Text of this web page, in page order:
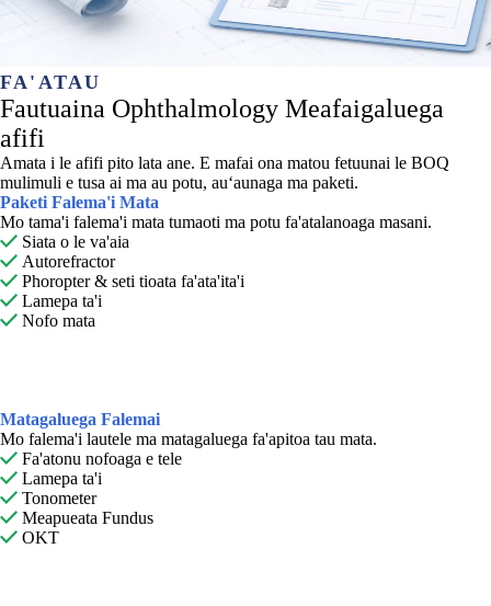
FA'ATAU
Fautuaina Ophthalmology Meafaigaluega
afifi
Amata i le afifi pito lata ane. E mafai ona matou fetuunai le BOQ
mulimuli e tusa ai ma au potu, auʻaunaga ma paketi.
Paketi Falema'i Mata
Mo tama'i falema'i mata tumaoti ma potu fa'atalanoaga masani.
 Siata o le va'aia
 Autorefractor
 Phoropter & seti tioata fa'ata'ita'i
 Lamepa ta'i
 Nofo mata
Matagaluega Falemai
Mo falema'i lautele ma matagaluega fa'apitoa tau mata.
 Fa'atonu nofoaga e tele
 Lamepa ta'i
 Tonometer
 Meapueata Fundus
 OKT